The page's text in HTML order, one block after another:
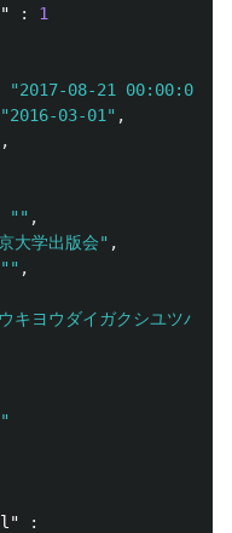
:
1
"2017-08-21 00:00:00"
"2016-03-01" ,
,
"" ,
大学出版会" ,
"" ,
キヨウダイガクシユツパン
: